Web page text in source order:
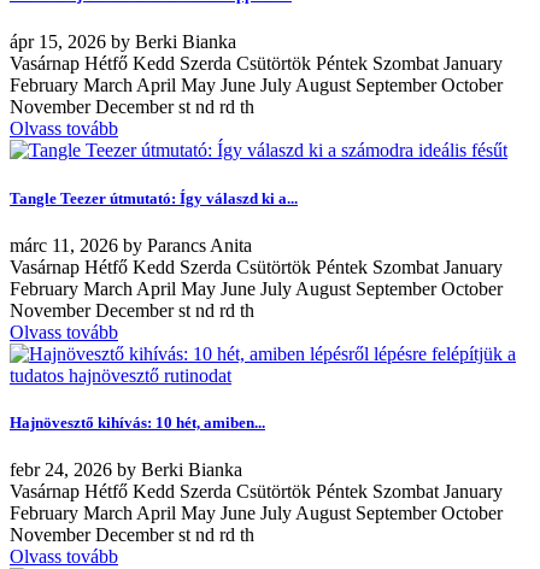
ápr 15, 2026 by Berki Bianka
Vasárnap Hétfő Kedd Szerda Csütörtök Péntek Szombat January
February March April May June July August September October
November December st nd rd th
Olvass tovább
Tangle Teezer útmutató: Így válaszd ki a...
márc 11, 2026 by Parancs Anita
Vasárnap Hétfő Kedd Szerda Csütörtök Péntek Szombat January
February March April May June July August September October
November December st nd rd th
Olvass tovább
Hajnövesztő kihívás: 10 hét, amiben...
febr 24, 2026 by Berki Bianka
Vasárnap Hétfő Kedd Szerda Csütörtök Péntek Szombat January
February March April May June July August September October
November December st nd rd th
Olvass tovább